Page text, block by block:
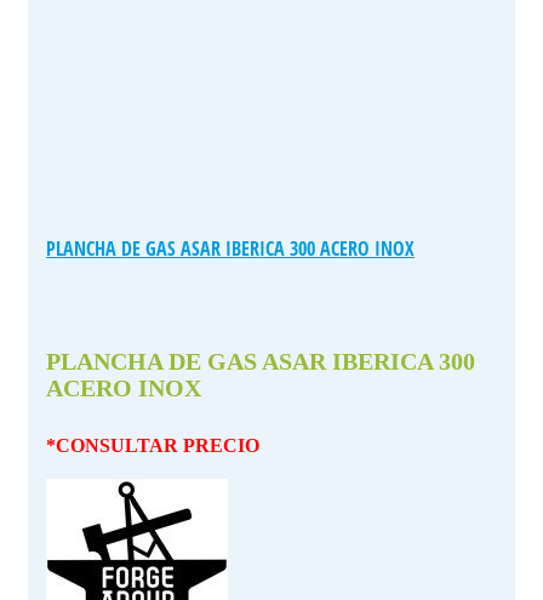
PLANCHA DE GAS ASAR IBERICA 300 ACERO INOX
PLANCHA DE GAS ASAR IBERICA 300
ACERO INOX
*CONSULTAR PRECIO